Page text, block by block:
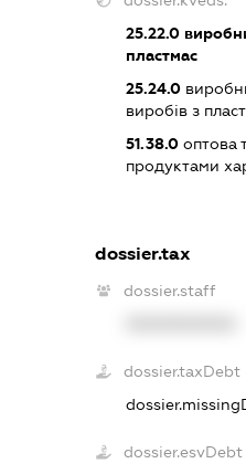
25.22.0
пластмас
25.24.0
виробів з
51.38.0оптова
продуктами
dossier.tax
dossier.staff
dossier.taxDebt
dossier.esvDebt